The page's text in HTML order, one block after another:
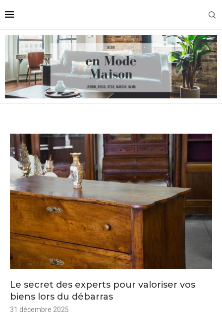
Le secret des experts pour valoriser vos
biens lors du débarras
31 décembre 2025